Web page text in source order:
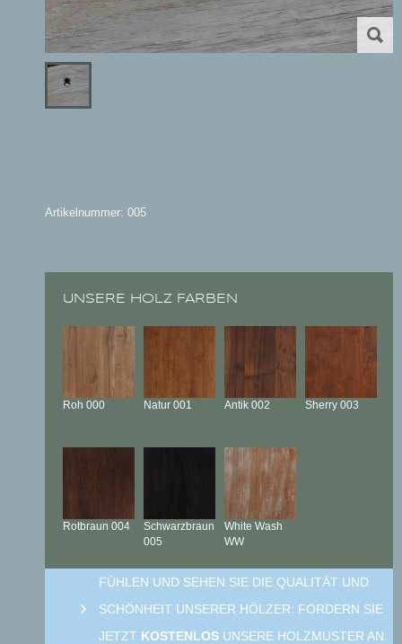
Artikelnummer: 005
UNSERE HOLZ FARBEN
Roh 000 Natur 001 Antik 002 Sherry 003
Rotbraun 004
Schwarzbraun
005
White Wash
WW
FÜHLEN UND SEHEN SIE DIE QUALITÄT UND
SCHÖNHEIT UNSERER HÖLZER: FORDERN SIE
JETZT KOSTENLOS UNSERE HOLZMUSTER AN.